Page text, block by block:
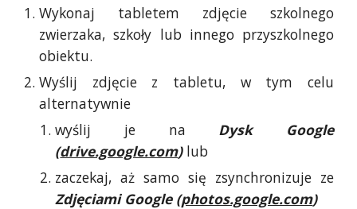
Wykonaj tabletem zdjęcie szkolnego
zwierzaka, szkoły lub innego przyszkolnego
obiektu.
Wyślij zdjęcie z tabletu, w tym celu
alternatywnie
wyślij je na Dysk Google
(drive.google.com) lub
zaczekaj, aż samo się zsynchronizuje ze
Zdjęciami Google (photos.google.com)